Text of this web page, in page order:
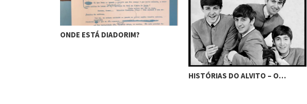
ONDE ESTÁ DIADORIM?
HISTÓRIAS DO ALVITO – O…